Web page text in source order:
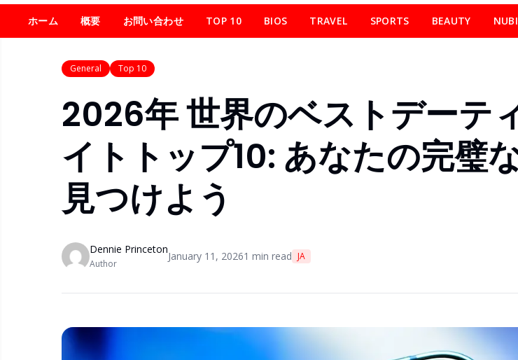
ホーム 概要 お問い合わせ TOP 10 BIOS TRAVEL SPORTS BEAUTY
General Top 10
2026年 世界のベストデーテ
イトトップ10: あなたの完璧
見つけよう
Dennie Princeton
Author
January 11, 20261 min read JA